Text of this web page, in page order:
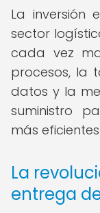
La inversión
sector
cada vez
procesos, la
datos y la
suministro
más
La
entrega